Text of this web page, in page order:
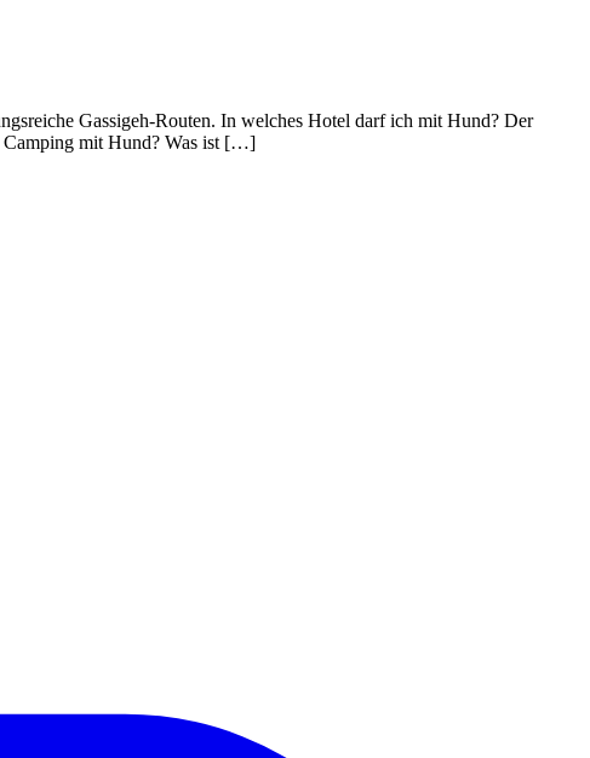
Gassigeh-Routen. In welches Hotel darf ich mit Hund? Der
Camping mit Hund? Was ist […]